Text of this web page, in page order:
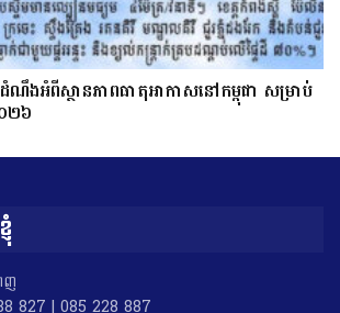
ងអំពីស្ថានភាពធាតុអាកាសនៅកម្ពុជា សម្រាប់
២៦
ញ
827 | 085 228 887